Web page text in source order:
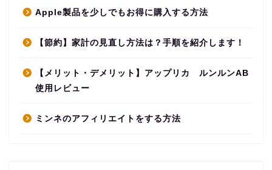
Apple製品を少しでもお得に購入する方法
【節約】家計の見直し方法は？手順を紹介します！
【メリット・デメリット】アップリカ ルンルンAB
使用レビュー
ミンネのアフィリエイトをする方法